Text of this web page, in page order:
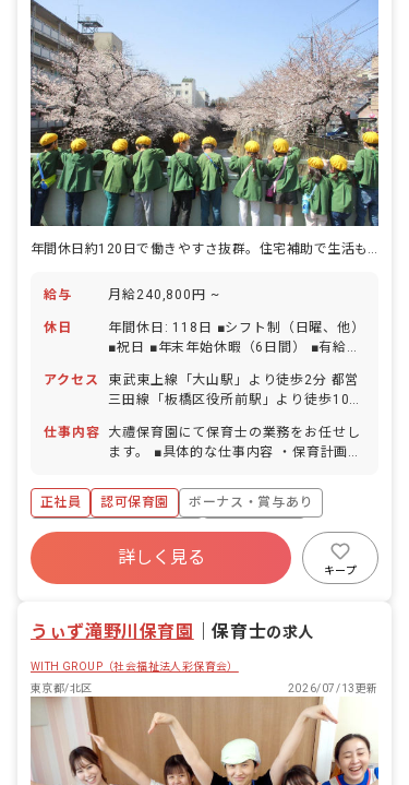
年間休日約120日で働きやすさ抜群。住宅補助で生活もサポート！
給与 月給240,800円 ~
休日
年間休日: 118日 ■シフト制（日曜、他）
■祝日 ■年末年始休暇（6日間） ■有給休
5日以上の連休相談OK） ■産前産後・育
児休暇（取得率100％・復帰率100％）
■慶弔休暇 ■介護・看護休暇 ■特別休暇
年間休日：約120日 ※2025年度：118
アクセス
東武東上線「大山駅」より徒歩2分 都営
三田線「板橋区役所前駅」より徒歩10分
り）
仕事内容
大禮保育園にて保育士の業務をお任せし
ます。 ■具体的な仕事内容 ・保育計画の
早番、遅番業務など
正社員 認可保育園
ボーナス・賞与あり
寮・住宅・家賃補助あり
社会保険完備
福利厚生充実
退職金制度
詳しく見る
キープ
うぃず滝野川保育園 ｜保育士の求人
WITH GROUP（社会福祉法人彩保育会）
東京都/北区
2026/07/13更新